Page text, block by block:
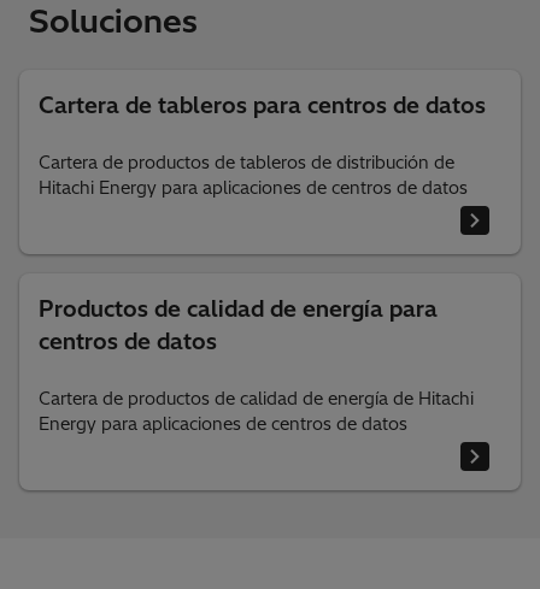
Soluciones
Cartera de tableros para centros de datos
Cartera de productos de tableros de distribución de
Hitachi Energy para aplicaciones de centros de datos
Productos de calidad de energía para
centros de datos
Cartera de productos de calidad de energía de Hitachi
Energy para aplicaciones de centros de datos